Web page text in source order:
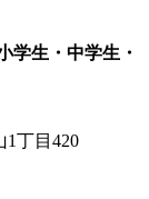
学生・中学生・
1丁目420